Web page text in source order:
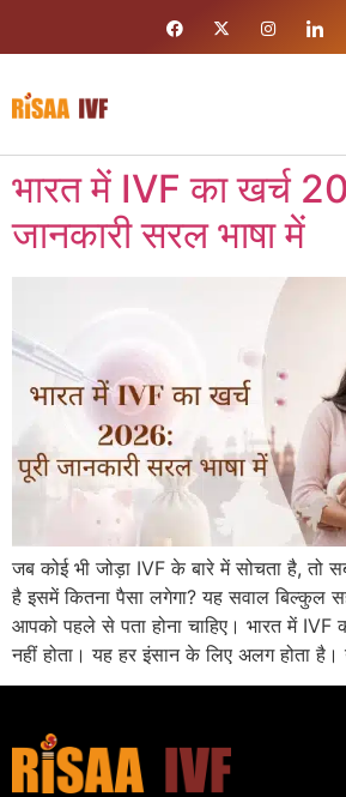
भारत में IVF का खर्च
जानकारी सरल भाषा में
जब कोई भी जोड़ा IVF के बारे में सोचता है, तो
है इसमें कितना पैसा लगेगा? यह सवाल बिल्कुल
आपको पहले से पता होना चाहिए। भारत में
नहीं होता। यह हर इंसान के लिए अलग होता